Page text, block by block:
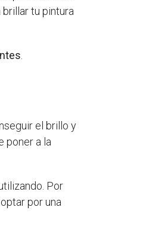
brillar tu pintura
el brillo y
poner a la
Por
por una